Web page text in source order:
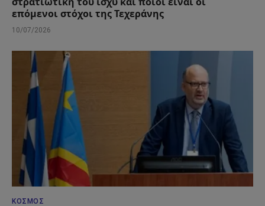
επόμενοι στόχοι της Τεχεράνης
10/07/2026
ΚΌΣΜΟΣ